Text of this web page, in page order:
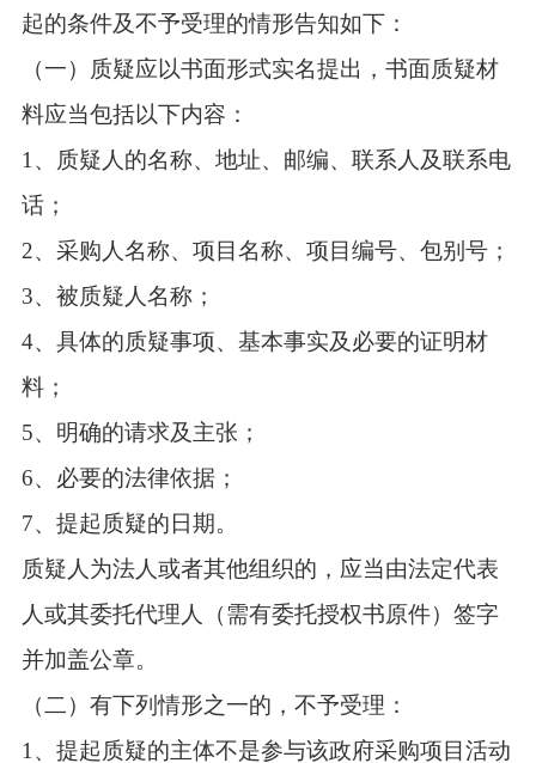
起的条件及不予受理的情形告知如下：
（一）质疑应以书面形式实名提出，书面质疑材
料应当包括以下内容：
1、质疑人的名称、地址、邮编、联系人及联系电
话；
2、采购人名称、项目名称、项目编号、包别号；
3、被质疑人名称；
4、具体的质疑事项、基本事实及必要的证明材
料；
5、明确的请求及主张；
6、必要的法律依据；
7、提起质疑的日期。
质疑人为法人或者其他组织的，应当由法定代表
人或其委托代理人（需有委托授权书原件）签字
并加盖公章。
（二）有下列情形之一的，不予受理：
1、提起质疑的主体不是参与该政府采购项目活动